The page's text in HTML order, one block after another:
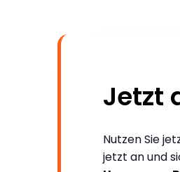
Jetzt
Nutzen Sie
jetzt an und